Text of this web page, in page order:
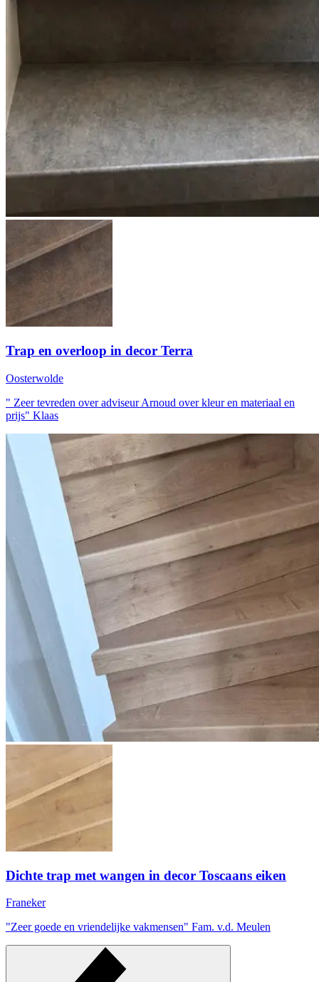
Trap en overloop in decor Terra
Oosterwolde
" Zeer tevreden over adviseur Arnoud over kleur en materiaal en
prijs" Klaas
Dichte trap met wangen in decor Toscaans eiken
Franeker
"Zeer goede en vriendelijke vakmensen" Fam. v.d. Meulen